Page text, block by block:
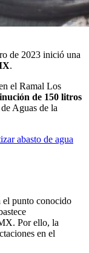
de 2023 inició una
.
el Ramal Los
de 150 litros
Aguas de la
abasto de agua
el punto conocido
Por ello, la
en el